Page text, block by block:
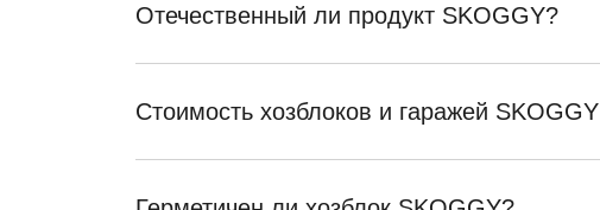
Отечественный ли продукт SKOGGY?
Стоимость хозблоков и гаражей SKOGGY